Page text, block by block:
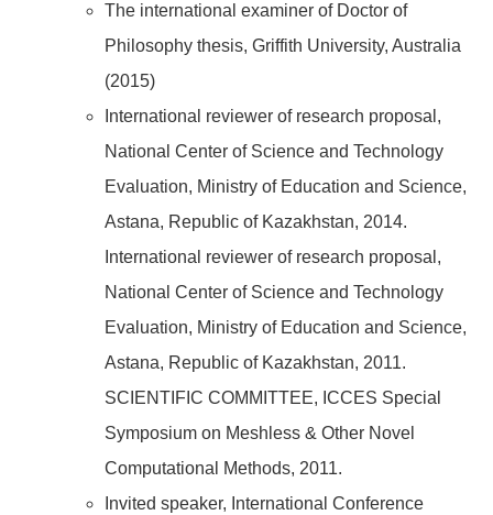
The international examiner of Doctor of
Philosophy thesis, Griffith University, Australia
(2015)
International reviewer of research proposal,
National Center of Science and Technology
Evaluation, Ministry of Education and Science,
Astana, Republic of Kazakhstan, 2014.
International reviewer of research proposal,
National Center of Science and Technology
Evaluation, Ministry of Education and Science,
Astana, Republic of Kazakhstan, 2011.
SCIENTIFIC COMMITTEE, ICCES Special
Symposium on Meshless & Other Novel
Computational Methods, 2011.
Invited speaker, International Conference